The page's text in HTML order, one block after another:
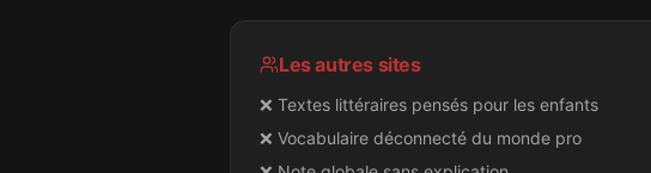
Les autres sites
❌ Textes littéraires pensés pour les enfants
❌ Vocabulaire déconnecté du monde pro